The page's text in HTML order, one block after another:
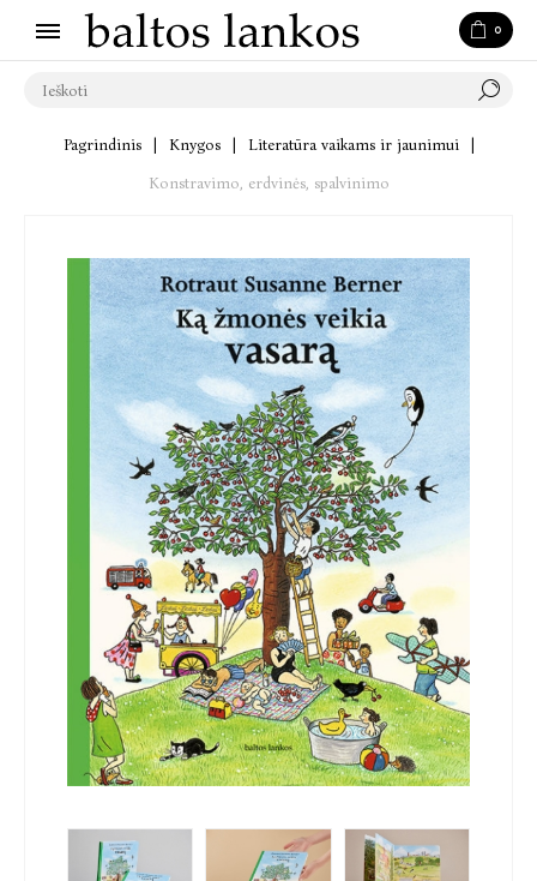
0
Pagrindinis Knygos Literatūra vaikams ir jaunimui
Konstravimo, erdvinės, spalvinimo